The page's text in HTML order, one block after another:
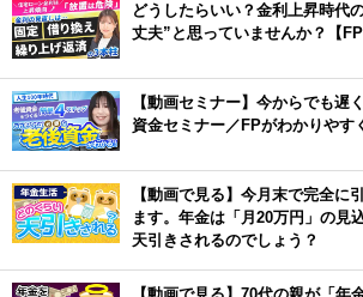
どうしたらいい？金利上昇時代
丈夫”と思っていませんか？【FP
【動画セミナー】今からでも遅
資金セミナー／FPがわかりやす
【動画で見る】今月末で完全に
ます。年金は「月20万円」の見
天引きされるのでしょう？
【動画で見る】70代の親が「年